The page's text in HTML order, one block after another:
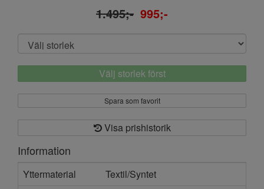
1.495;- 995;-
Välj storlek först
Spara som favorit
Visa prishistorik
Information
Yttermaterial
Textil/Syntet